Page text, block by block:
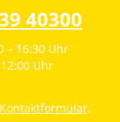
40300
– 16:30 Uhr
Uhr
Kontaktformular.